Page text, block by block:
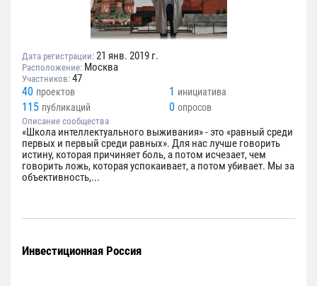
Дата регистрации: 21 янв. 2019 г.
Расположение: Москва
Участников: 47
40 проектов 1 инициатива
115 публикаций 0 опросов
Описание сообщества
«Школа интеллектуального выживания» - это «равный среди
первых и первый среди равных». Для нас лучше говорить
истину, которая причиняет боль, а потом исчезает, чем
говорить ложь, которая успокаивает, а потом убивает. Мы за
объективность,...
Инвестиционная Россия